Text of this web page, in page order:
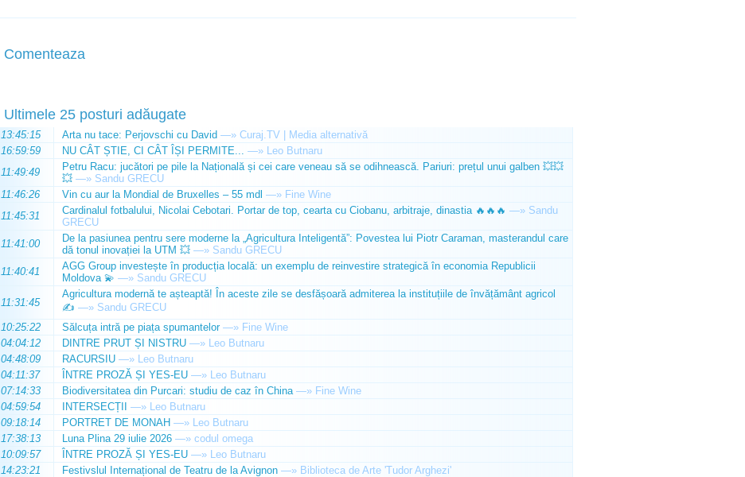
Comenteaza
Ultimele 25 posturi adăugate
13:45:15 Arta nu tace: Perjovschi cu David —» Curaj.TV | Media alternativă
16:59:59
NU CÂT ȘTIE, CI CÂT ÎȘI PERMITE... —» Leo Butnaru
11:49:49
Petru Racu: jucători pe pile la Națională și cei care veneau să se odihnească. Pariuri: prețul unui galben 💥💥
💥 —» Sandu GRECU
11:46:26
Vin cu aur la Mondial de Bruxelles – 55 mdl —» Fine Wine
11:45:31
Cardinalul fotbalului, Nicolai Cebotari. Portar de top, cearta cu Ciobanu, arbitraje, dinastia 🔥🔥🔥 —» Sandu
GRECU
11:41:00
De la pasiunea pentru sere moderne la „Agricultura Inteligentă”: Povestea lui Piotr Caraman, masterandul care
dă tonul inovației la UTM 💥 —» Sandu GRECU
11:40:41
AGG Group investește în producția locală: un exemplu de reinvestire strategică în economia Republicii
Moldova 💫 —» Sandu GRECU
11:31:45
Agricultura modernă te așteaptă! În aceste zile se desfășoară admiterea la instituțiile de învățământ agricol
✍️ —» Sandu GRECU
10:25:22
Sălcuța intră pe piața spumantelor —» Fine Wine
04:04:12
DINTRE PRUT ȘI NISTRU —» Leo Butnaru
04:48:09
RACURSIU —» Leo Butnaru
04:11:37
ÎNTRE PROZĂ ȘI YES-EU —» Leo Butnaru
07:14:33
Biodiversitatea din Purcari: studiu de caz în China —» Fine Wine
04:59:54
INTERSECȚII —» Leo Butnaru
09:18:14
PORTRET DE MONAH —» Leo Butnaru
17:38:13
Luna Plina 29 iulie 2026 —» codul omega
10:09:57
ÎNTRE PROZĂ ȘI YES-EU —» Leo Butnaru
14:23:21
Festivslul Internațional de Teatru de la Avignon —» Biblioteca de Arte 'Tudor Arghezi'